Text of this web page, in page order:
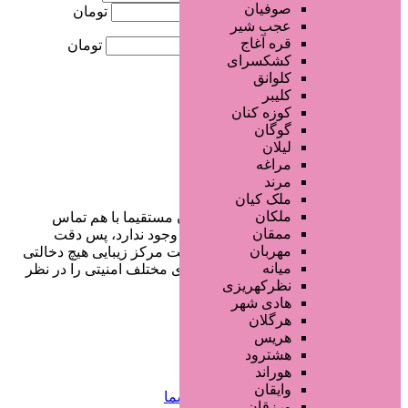
صوفیان
عجب شیر
قره آغاج
کشکسرای
کلوانق
کلیبر
کوزه کنان
گوگان
لیلان
مراغه
مرند
ملک کیان
ملکان
ممقان
مهربان
میانه
نظرکهریزی
هادی شهر
هرگلان
هریس
هشترود
هوراند
وایقان
کمترین قیمت
تومان
بیشترین قیمت تومان
در سایت تبلیغاتی مرکز زیبایی کاربران مستقیما با هم تماس
می‌گیرند و هیچ واسطه‌ای در این میان وجود ندارد، پس دقت
فرمایید که در خرید و فروشِ شما سایت مرکز زیبایی هیچ دخالتی
نداشته و کاربران باید خودشان جنبه‌های مختلف امنیتی را در نظر
دسترسی سریع
صفحه اختصاصی کسب و کار شما